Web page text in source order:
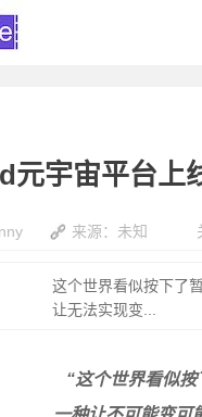
元宇宙平台上
来源：未知
这个世界看似按下了
让无法实现变...
“这个世界看似按